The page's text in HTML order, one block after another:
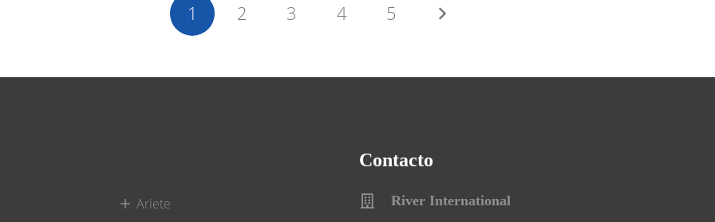
1 2 3 4 5
Ariete
Contacto
River International